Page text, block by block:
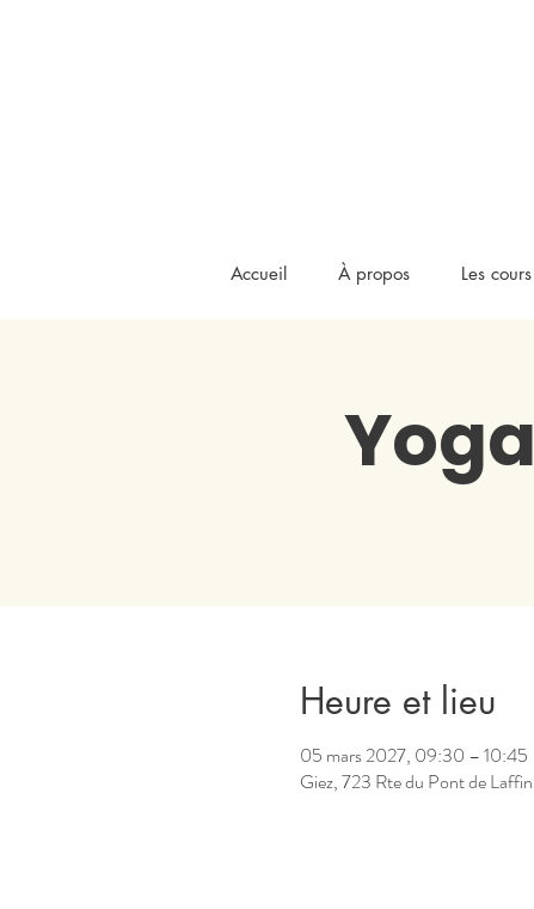
Accueil À propos Les cours
Heure et lieu
05 mars 2027, 09:30 – 10:45
Giez, 723 Rte du Pont de